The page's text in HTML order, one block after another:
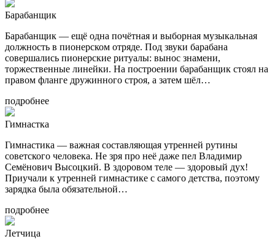
Барабанщик
Барабанщик — ещё одна почётная и выборная музыкальная
должность в пионерском отряде. Под звуки барабана
совершались пионерские ритуалы: вынос знамени,
торжественные линейки. На построении барабанщик стоял на
правом фланге дружинного строя, а затем шёл…
подробнее
Гимнастка
Гимнастика — важная составляющая утренней рутины
советского человека. Не зря про неё даже пел Владимир
Семёнович Высоцкий. В здоровом теле — здоровый дух!
Приучали к утренней гимнастике с самого детства, поэтому
зарядка была обязательной…
подробнее
Летчица